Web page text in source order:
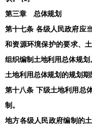
第三章 总体规划
第十七条 各级人民政府应
和资源环境保护的要求、
组织编制土地利用总体规划
土地利用总体规划的规划期
第十八条 下级土地利用总
制。
地方各级人民政府编制的